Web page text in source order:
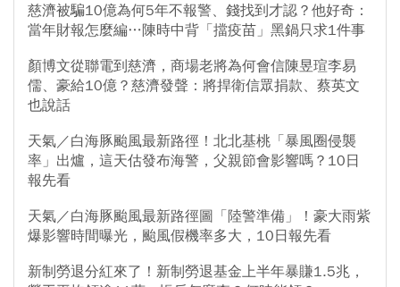
慈濟被騙10億為何5年不報警、錢找到才認？他好奇：
當年財報怎麼編…陳時中背「擋疫苗」黑鍋只求1件事
顏博文從聯電到慈濟，商場老將為何會信陳昱瑄李易
儒、豪給10億？慈濟發聲：將捍衛信眾捐款、蔡英文
也說話
天氣／白海豚颱風最新路徑！北北基桃「暴風圈侵襲
率」出爐，這天估發布海警，父親節會影響嗎？10日
報先看
天氣／白海豚颱風最新路徑圖「陸警準備」！豪大雨紫
爆影響時間曝光，颱風假機率多大，10日報先看
新制勞退分紅來了！新制勞退基金上半年暴賺1.5兆，